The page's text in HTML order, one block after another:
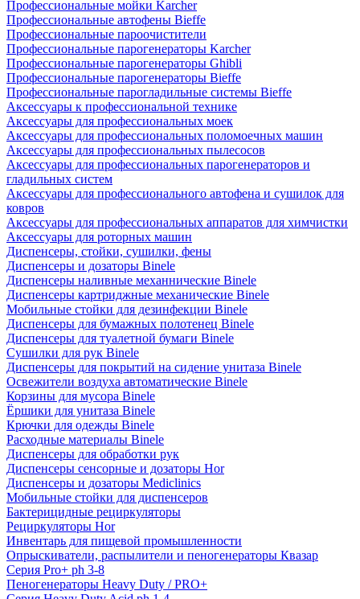
Профессиональные мойки Karcher
Профессиональные автофены Bieffe
Профессиональные пароочистители
Профессиональные парогенераторы Karcher
Профессиональные парогенераторы Ghibli
Профессиональные парогенераторы Bieffe
Профессиональные парогладильные системы Bieffe
Аксессуары к профессиональной технике
Аксессуары для профессиональных моек
Аксессуары для профессиональных поломоечных машин
Аксессуары для профессиональных пылесосов
Аксессуары для профессиональных парогенераторов и
гладильных систем
Аксессуары для профессионального автофена и сушилок для
ковров
Аксессуары для профессиональных аппаратов для химчистки
Аксессуары для роторных машин
Диспенсеры, стойки, сушилки, фены
Диспенсеры и дозаторы Binele
Диспенсеры наливные механнические Binele
Диспенсеры картриджные механические Binele
Мобильные стойки для дезинфекции Binele
Диспенсеры для бумажных полотенец Binele
Диспенсеры для туалетной бумаги Binele
Сушилки для рук Binele
Диспенсеры для покрытий на сидение унитаза Binele
Освежители воздуха автоматические Binele
Корзины для мусора Binele
Ёршики для унитаза Binele
Крючки для одежды Binele
Расходные материалы Binele
Диспенсеры для обработки рук
Диспенсеры сенсорные и дозаторы Hor
Диспенсеры и дозаторы Mediclinics
Мобильные стойки для диспенсеров
Бактерицидные рециркуляторы
Рециркуляторы Hor
Инвентарь для пищевой промышленности
Опрыскиватели, распылители и пеногенераторы Квазар
Серия Pro+ ph 3-8
Пеногенераторы Heavy Duty / PRO+